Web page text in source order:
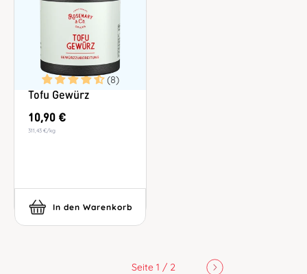
(8)
Tofu Gewürz
10,90 €
311,43 €/kg
In den Warenkorb
Seite 1 / 2